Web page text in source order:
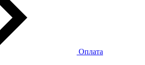
Оплата